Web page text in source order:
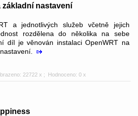
základní nastavení
a jednotlivých služeb včetně jejich
rozdělena do několika na sebe
díl je věnován instalaci OpenWRT na
22722 x ; Hodnoceno: 0 x